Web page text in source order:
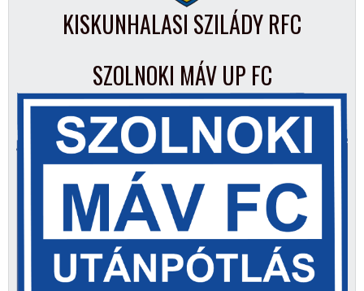
KISKUNHALASI SZILÁDY RFC
SZOLNOKI MÁV UP FC